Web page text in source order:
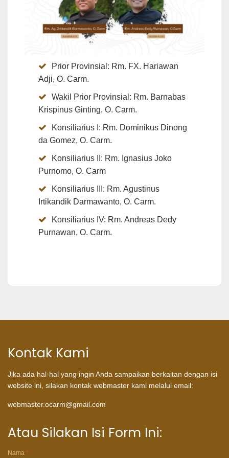
Prior Provinsial: Rm. FX. Hariawan
Adji, O. Carm.
Wakil Prior Provinsial: Rm. Barnabas
Krispinus Ginting, O. Carm.
Konsiliarius I: Rm. Dominikus Dinong
da Gomez, O. Carm.
Konsiliarius II: Rm. Ignasius Joko
Purnomo, O. Carm
Konsiliarius III: Rm. Agustinus
Irtikandik Darmawanto, O. Carm.
Konsiliarius IV: Rm. Andreas Dedy
Purnawan, O. Carm.
Kontak Kami
Jika ada hal-hal yang ingin Anda sampaikan berkaitan dengan isi
website ini, silakan kontak webmaster kami melalui email:
webmaster.ocarm@gmail.com
Atau Silakan Isi Form Ini:
Nama *